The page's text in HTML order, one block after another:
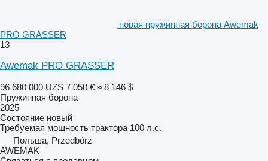
новая пружинная борона Awemak
PRO GRASSER
13
Awemak PRO GRASSER
96 680 000 UZS 7 050 € ≈ 8 146 $
Пружинная борона
2025
Состояние новый
Требуемая мощность трактора 100 л.с.
Польша, Przedbórz
AWEMAK